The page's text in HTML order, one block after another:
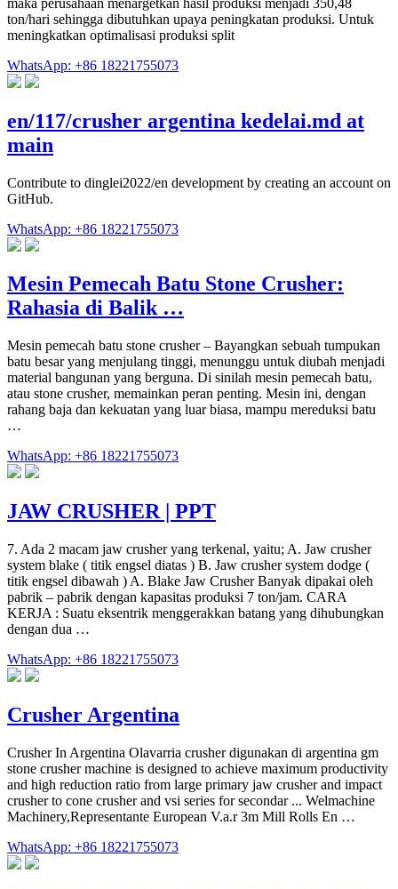
ton/hari sehingga dibutuhkan upaya peningkatan produksi. Untuk
meningkatkan optimalisasi produksi split
WhatsApp: +86 18221755073
en/117/crusher argentina kedelai.md at
main
Contribute to dinglei2022/en development by creating an account on
GitHub.
WhatsApp: +86 18221755073
Mesin Pemecah Batu Stone Crusher:
Rahasia di Balik …
Mesin pemecah batu stone crusher – Bayangkan sebuah tumpukan
batu besar yang menjulang tinggi, menunggu untuk diubah menjadi
material bangunan yang berguna. Di sinilah mesin pemecah batu,
atau stone crusher, memainkan peran penting. Mesin ini, dengan
rahang baja dan kekuatan yang luar biasa, mampu mereduksi batu
…
WhatsApp: +86 18221755073
JAW CRUSHER | PPT
7. Ada 2 macam jaw crusher yang terkenal, yaitu; A. Jaw crusher
system blake ( titik engsel diatas ) B. Jaw crusher system dodge (
titik engsel dibawah ) A. Blake Jaw Crusher Banyak dipakai oleh
pabrik – pabrik dengan kapasitas produksi 7 ton/jam. CARA
KERJA : Suatu eksentrik menggerakkan batang yang dihubungkan
dengan dua …
WhatsApp: +86 18221755073
Crusher Argentina
Crusher In Argentina Olavarria crusher digunakan di argentina gm
stone crusher machine is designed to achieve maximum productivity
and high reduction ratio from large primary jaw crusher and impact
crusher to cone crusher and vsi series for secondar ... Welmachine
Machinery,Representante European V.a.r 3m Mill Rolls En …
WhatsApp: +86 18221755073